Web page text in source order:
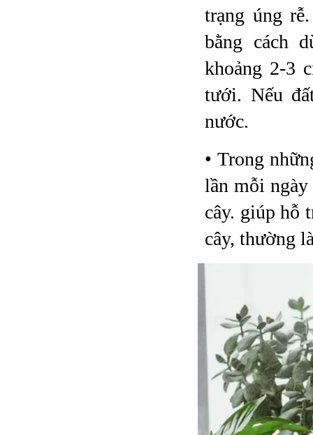
trạng úng
bằng cách
khoảng 2-3
tưới. Nếu
nước.
• Trong
lần mỗi ngày
cây. giúp hỗ
cây, thường